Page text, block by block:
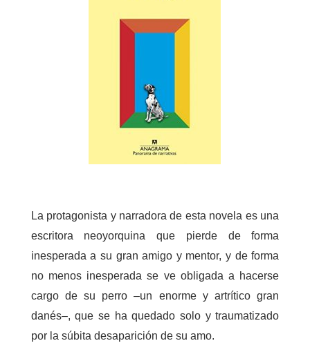
La protagonista y narradora de esta novela es una
escritora neoyorquina que pierde de forma
inesperada a su gran amigo y mentor, y de forma
no menos inesperada se ve obligada a hacerse
cargo de su perro –un enorme y artrítico gran
danés–, que se ha quedado solo y traumatizado
por la súbita desaparición de su amo.